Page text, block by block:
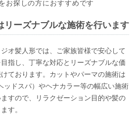
お探しの方におすすめです
リーズナブルな施術を行います
オ髪人形では、ご家族皆様で安心して
指し、丁寧な対応とリーズナブルな価
ております。カットやパーマの施術は
ッドスパ）やヘナカラー等の幅広い施術
すので、リラクゼーション目的や髪の
す。